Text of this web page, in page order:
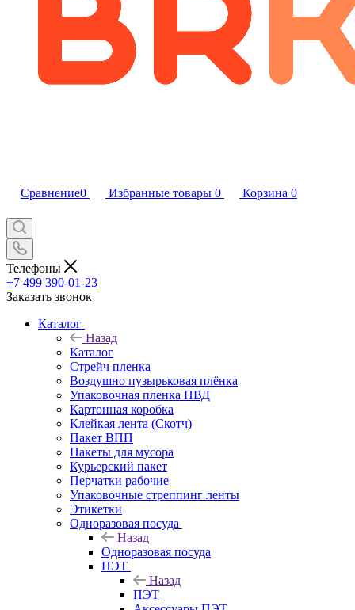
Сравнение0 Избранные товары 0 Корзина 0
Телефоны
+7 499 390-01-23
Заказать звонок
Каталог
Назад
Каталог
Стрейч пленка
Воздушно пузырьковая плёнка
Упаковочная пленка ПВД
Картонная коробка
Клейкая лента (Скотч)
Пакет ВПП
Пакеты для мусора
Курьерский пакет
Перчатки рабочие
Упаковочные стреппинг ленты
Этикетки
Одноразовая посуда
Назад
Одноразовая посуда
ПЭТ
Назад
ПЭТ